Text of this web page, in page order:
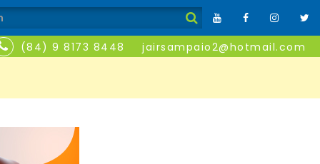
(84) 9 8173 8448 jairsampaio2@hotmail.com